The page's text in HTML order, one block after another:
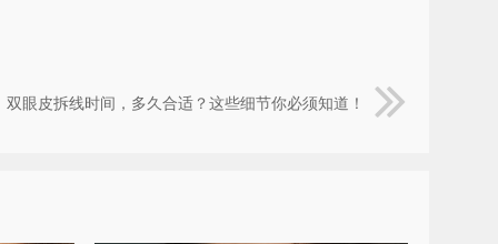
双眼皮拆线时间，多久合适？这些细节你必须知道！